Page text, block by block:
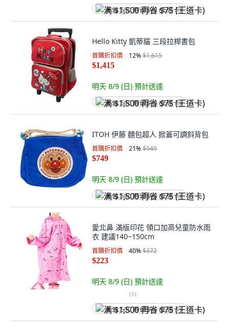
满 $1,500 再省 $75 (王道卡)
Hello Kitty 凱蒂貓 三段拉桿書包
首購折扣價 12%$1,615
$1,415
明天 8/9 (日) 預計送達
满 $1,500 再省 $75 (王道卡)
ITOH 伊藤 麵包超人 掀蓋可調斜背包
首購折扣價 21%$949
$749
明天 8/9 (日) 預計送達
满 $1,500 再省 $75 (王道卡)
愛北鼻 滿版印花 領口加高兒童防水雨
衣 建議140~150cm
首購折扣價 40%$372
$223
明天 8/9 (日) 預計送達
(1)
满 $1,500 再省 $75 (王道卡)